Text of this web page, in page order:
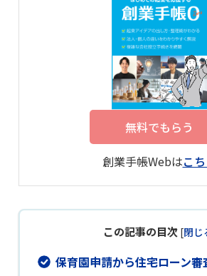
無料でもらう
創業手帳Webはこ
この記事の目次 [閉じ
保育園申請から住宅ローン審